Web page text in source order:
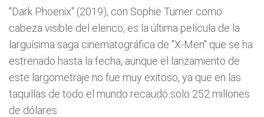
"Dark Phoenix" (2019), con Sophie Turner como
cabeza visible del elenco, es la última película de la
larguísima saga cinematográfica de "X-Men" que se ha
estrenado hasta la fecha, aunque el lanzamiento de
este largometraje no fue muy exitoso, ya que en las
taquillas de todo el mundo recaudó solo 252 millones
de dólares.